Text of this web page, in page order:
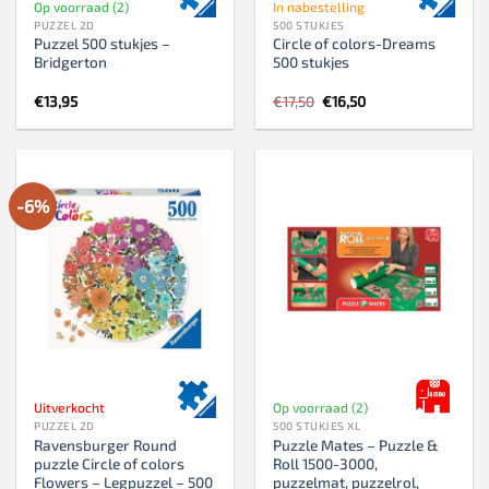
Op voorraad (2)
PUZZEL 2D
Puzzel 500 stukjes –
Bridgerton
€13,95
In nabestelling
500 STUKJES
Circle of colors-Dreams
500 stukjes
€17,50 Oorspronkelijke
prijs
was:
€16,50Huidige
is:
-6%
Uitverkocht
PUZZEL 2D
Ravensburger Round
puzzle Circle of colors
Flowers – Legpuzzel – 500
Op voorraad (2)
500 STUKJES XL
Puzzle Mates – Puzzle &
Roll 1500-3000,
puzzelmat, puzzelrol,